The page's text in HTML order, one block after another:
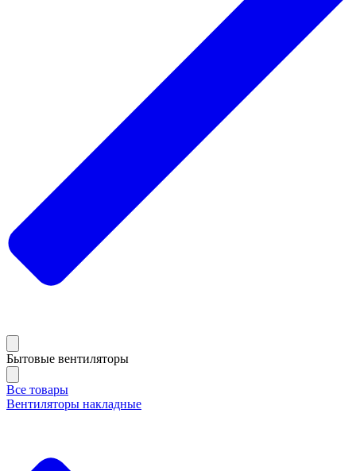
Бытовые вентиляторы
Все товары
Вентиляторы накладные